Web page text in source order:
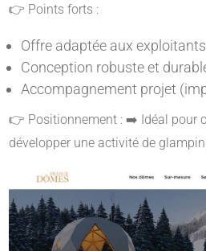
👉 Points forts :
Offre adaptée aux
Conception robuste et
Accompagnement projet
👉 Positionnement : ➡️ Idéal pour
développer une activité de